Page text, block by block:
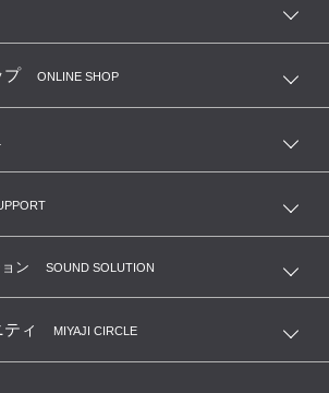
プ ONLINE SHOP
ン SOUND SOLUTION
ィ MIYAJI CIRCLE